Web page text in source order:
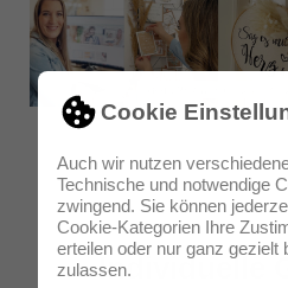
Cookie
Auch wir nutzen
Technische und notwendige
zwingend. Sie können
Cookie-Kategorien Ihre
erteilen oder nur ganz gezielt
zulassen.Individuelle